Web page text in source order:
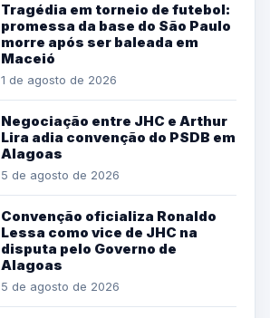
Tragédia em torneio de futebol:
promessa da base do São Paulo
morre após ser baleada em
Maceió
1 de agosto de 2026
Negociação entre JHC e Arthur
Lira adia convenção do PSDB em
Alagoas
5 de agosto de 2026
Convenção oficializa Ronaldo
Lessa como vice de JHC na
disputa pelo Governo de
Alagoas
5 de agosto de 2026